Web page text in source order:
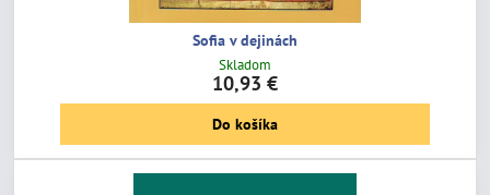
Sofia v dejinách
Skladom
10,93 €
Do košíka